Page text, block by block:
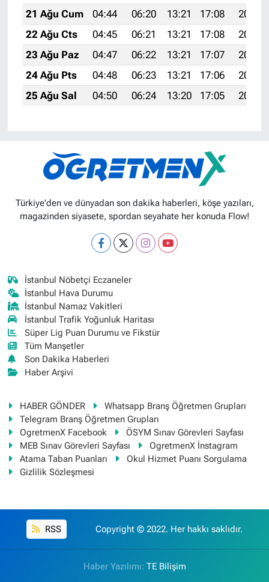
21 Ağu Cum
04:44 06:20 13:21 17:08
20:13
22 Ağu Cts
04:45 06:21 13:21 17:08
20:11
23 Ağu Paz
04:47 06:22 13:21 17:07
20:10
24 Ağu Pts
04:48 06:23 13:21 17:06
20:08
25 Ağu Sal
04:50 06:24 13:20 17:05 20:06
Türkiye'den ve dünyadan son dakika haberleri, köşe yazıları,
magazinden siyasete, spordan seyahate her konuda Flow!
İstanbul Nöbetçi Eczaneler
İstanbul Hava Durumu
İstanbul Namaz Vakitleri
İstanbul Trafik Yoğunluk Haritası
Süper Lig Puan Durumu ve Fikstür
Tüm Manşetler
Son Dakika Haberleri
Haber Arşivi
HABER GÖNDER
Whatsapp Branş Öğretmen Grupları
Telegram Branş Öğretmen Grupları
OgretmenX Facebook
ÖSYM Sınav Görevleri Sayfası
MEB Sınav Görevleri Sayfası
OgretmenX İnstagram
Atama Taban Puanları
Okul Hizmet Puanı Sorgulama
Gizlilik Sözleşmesi
RSS Copyright © 2022. Her hakkı saklıdır.
Haber Yazılımı: TE Bilişim